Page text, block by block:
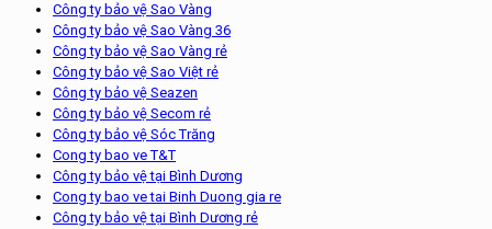
Công ty bảo vệ Sao Vàng
Công ty bảo vệ Sao Vàng 36
Công ty bảo vệ Sao Vàng rẻ
Công ty bảo vệ Sao Việt rẻ
Công ty bảo vệ Seazen
Công ty bảo vệ Secom rẻ
Công ty bảo vệ Sóc Trăng
Cong ty bao ve T&T
Công ty bảo vệ tại Bình Dương
Cong ty bao ve tai Binh Duong gia re
Công ty bảo vệ tại Bình Dương rẻ